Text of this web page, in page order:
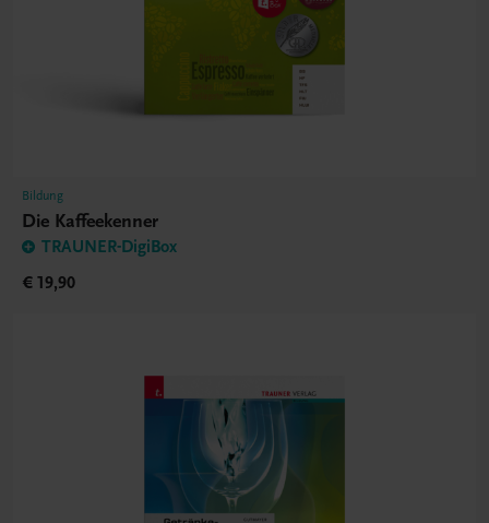
Bildung
Die Kaffeekenner
TRAUNER-DigiBox
€ 19,90